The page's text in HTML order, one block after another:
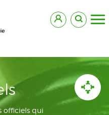
officiels qui